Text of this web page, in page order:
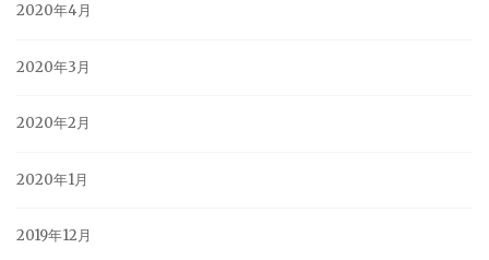
2020年4月
2020年3月
2020年2月
2020年1月
2019年12月